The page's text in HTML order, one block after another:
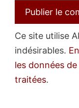
Ce site utilise
indésirables.
les données
traitées.